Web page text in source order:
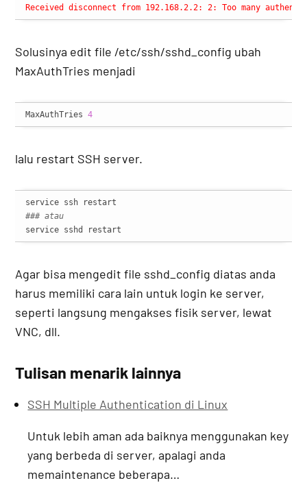
Received disconnect from 192.168.2.2: 2: Too many
Solusinya edit file /etc/ssh/sshd_config ubah
MaxAuthTries menjadi
MaxAuthTries 4
lalu restart SSH server.
### atau
service sshd restart
Agar bisa mengedit file sshd_config diatas anda
harus memiliki cara lain untuk login ke server,
seperti langsung mengakses fisik server, lewat
VNC, dll.
Tulisan menarik lainnya
SSH Multiple Authentication di Linux
Untuk lebih aman ada baiknya menggunakan key
yang berbeda di server, apalagi anda
memaintenance beberapa…